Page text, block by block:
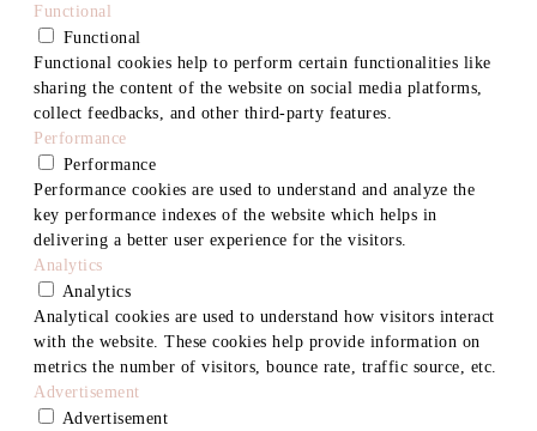
Functional
Functional
Functional cookies help to perform certain functionalities like
sharing the content of the website on social media platforms,
collect feedbacks, and other third-party features.
Performance
Performance
Performance cookies are used to understand and analyze the
key performance indexes of the website which helps in
delivering a better user experience for the visitors.
Analytics
Analytics
Analytical cookies are used to understand how visitors interact
with the website. These cookies help provide information on
metrics the number of visitors, bounce rate, traffic source, etc.
Advertisement
Advertisement